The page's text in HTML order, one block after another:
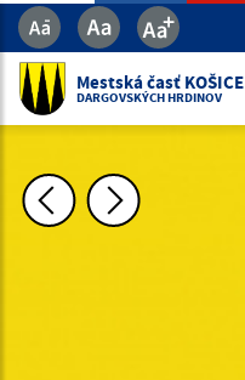
Mestská časť KOŠICE
DARGOVSKÝCH HRDINOV